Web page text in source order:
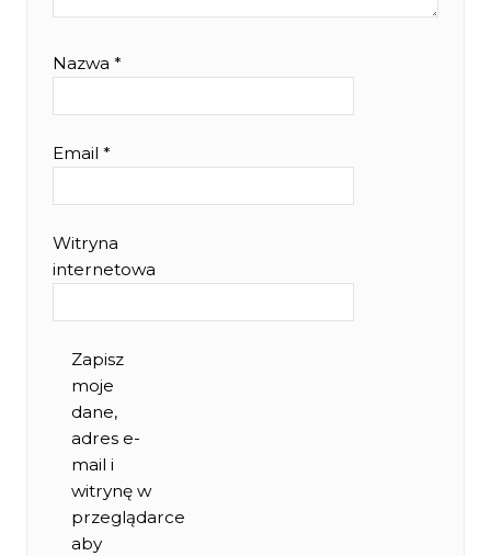
Nazwa *
Email *
Witryna
internetowa
Zapisz
moje
dane,
adres e-
mail i
witrynę w
przeglądarce
aby